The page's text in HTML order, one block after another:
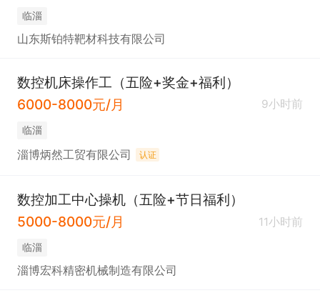
临淄
山东斯铂特靶材科技有限公司
数控机床操作工（五险+奖金+福利）
6000-8000元/月
9小时前
临淄
淄博炳然工贸有限公司 认证
数控加工中心操机（五险+节日福利）
5000-8000元/月
11小时前
临淄
淄博宏科精密机械制造有限公司